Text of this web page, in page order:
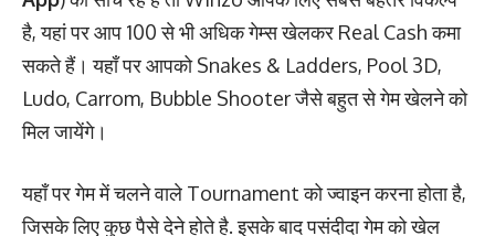
है, यहां पर आप 100 से भी अधिक गेम्स खेलकर Real Cash कमा
सकते हैं। यहाँ पर आपको Snakes & Ladders, Pool 3D,
Ludo, Carrom, Bubble Shooter जैसे बहुत से गेम खेलने को
मिल जायेंगे।
यहाँ पर गेम में चलने वाले Tournament को ज्वाइन करना होता है,
जिसके लिए कुछ पैसे देने होते है. इसके बाद पसंदीदा गेम को खेल